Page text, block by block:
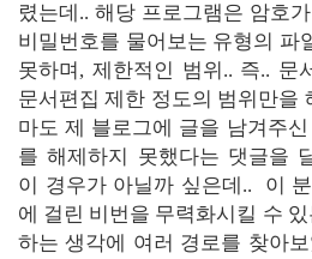
렸는데.. 해당 프로그램은 암호
비밀번호를 물어보는 유형의 파
못하며, 제한적인 범위.. 즉.. 문
문서편집 제한 정도의 범위만
마도 제 블로그에 글을 남겨주
를 해제하지 못했다는 댓글을
이 경우가 아닐까 싶은데.. 이
에 걸린 비번을 무력화시킬 수
하는 생각에 여러 경로를 찾아